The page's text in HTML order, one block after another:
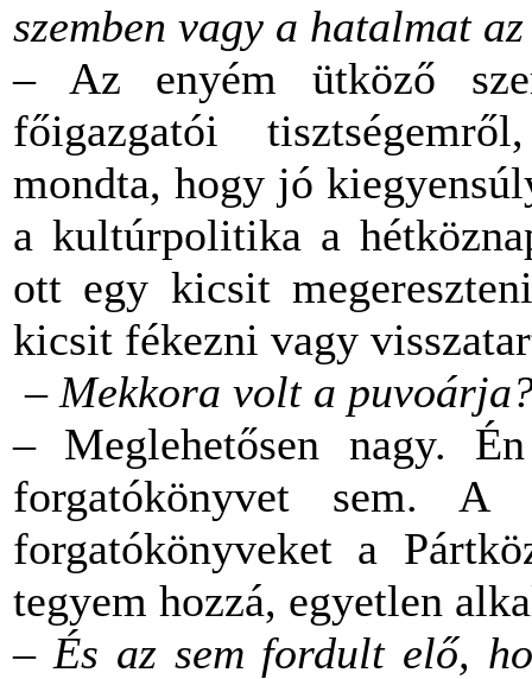
szemben vagy a hatalmat
– Az enyém ütköző
főigazgatói
mondta, hogy jó
a kultúrpolitika a
ott egy kicsit
kicsit fékezni vagy
– Mekkora volt a
– Meglehetősen nagy.
forgatókönyvet sem. A
forgatókönyveket a
tegyem hozzá, egyetlen
– És az sem fordult elő,